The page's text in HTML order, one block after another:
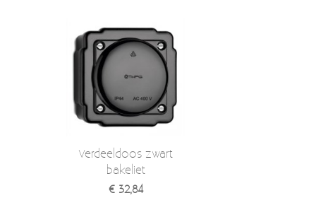
Verdeeldoos zwart
bakeliet
€ 32,84